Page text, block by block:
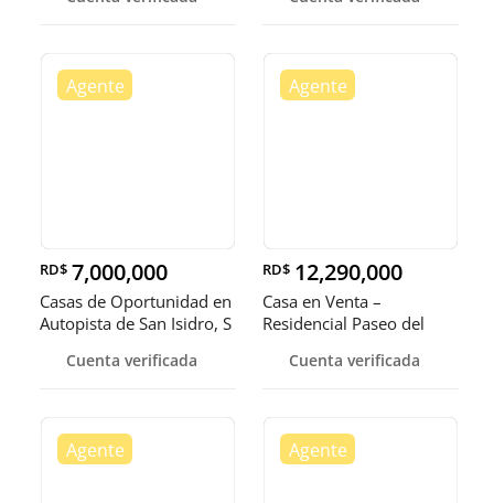
RD$ 7,000,000
Casas de Oportunidad en
Autopista de San Isidro, S
Cuenta verificada
RD$ 12,290,000
Casa en Venta –
Residencial Paseo del
Domingo Este
Cuenta verificada